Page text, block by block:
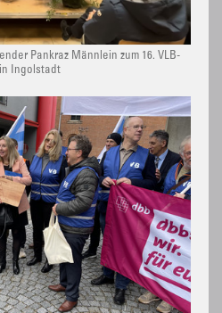
Pankraz Männlein zum 16. VLB-
Ingolstadt